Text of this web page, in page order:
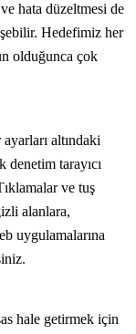
hata düzeltmesi de
Hedefimiz her
olduğunca çok
altındaki
tarayıcı
ve tuş
alanlara,
uygulamalarına
hale getirmek için